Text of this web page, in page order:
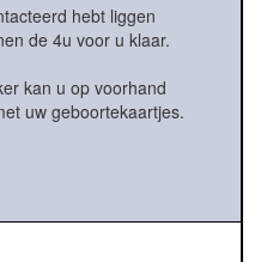
hebt liggen
de 4u voor u klaar.
kan u op voorhand
uw geboortekaartjes.